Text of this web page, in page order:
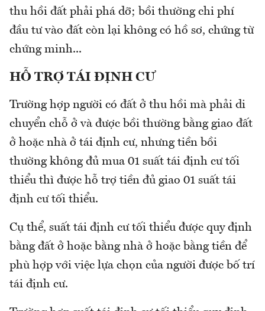
thu hồi đất phải phá dỡ; bồi thường chi phí
đầu tư vào đất còn lại không có hồ sơ, chứng từ
chứng minh...
HỖ TRỢ TÁI ĐỊNH CƯ
Trường hợp người có đất ở thu hồi mà phải di
chuyển chỗ ở và được bồi thường bằng giao đất
ở hoặc nhà ở tái định cư, nhưng tiền bồi
thường không đủ mua 01 suất tái định cư tối
thiểu thì được hỗ trợ tiền đủ giao 01 suất tái
định cư tối thiểu.
Cụ thể, suất tái định cư tối thiểu được quy định
bằng đất ở hoặc bằng nhà ở hoặc bằng tiền để
phù hợp với việc lựa chọn của người được bố trí
tái định cư.